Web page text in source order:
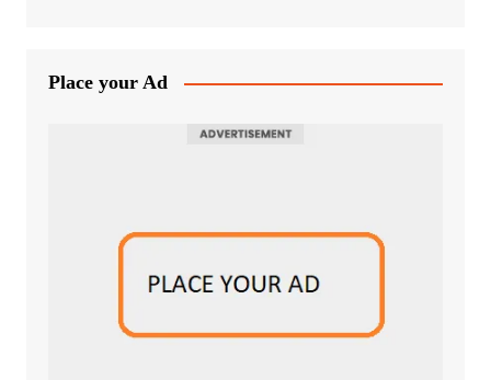
Place your Ad